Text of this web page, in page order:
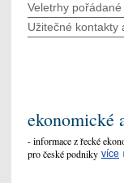
Veletrhy pořádané
Užitečné kontakty
ekonomické
- informace z řecké
pro české podniky více